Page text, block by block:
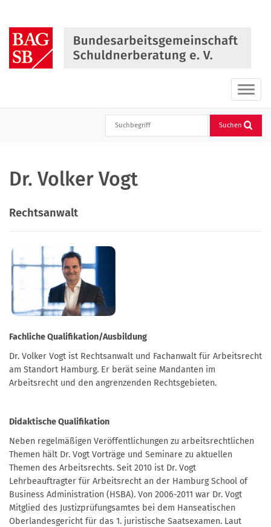
Inhalt
springen
ein-
oder
Suchen
Dr. Volker Vogt
Rechtsanwalt
Fachliche Qualifikation/Ausbildung
Dr. Volker Vogt ist Rechtsanwalt und Fachanwalt für Arbeitsrecht
am Standort Hamburg. Er berät seine Mandanten im
Arbeitsrecht und den angrenzenden Rechtsgebieten.
Didaktische Qualifikation
Neben regelmäßigen Veröffentlichungen zu arbeitsrechtlichen
Themen hält Dr. Vogt Vorträge und Seminare zu aktuellen
Themen des Arbeitsrechts. Seit 2010 ist Dr. Vogt
Lehrbeauftragter für Arbeitsrecht an der Hamburg School of
Business Administration (HSBA). Von 2006-2011 war Dr. Vogt
Mitglied des Justizprüfungsamtes bei dem Hanseatischen
Oberlandesgericht für das 1. juristische Saatsexamen. Laut